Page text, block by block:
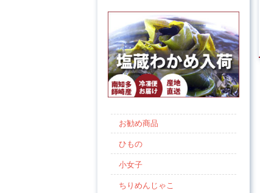
お勧め商品
ひもの
小女子
ちりめんじゃこ